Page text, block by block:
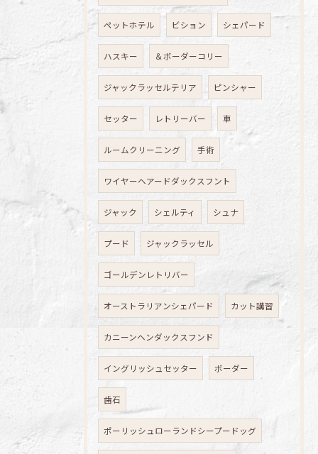
ペットホテル ビション シェパード
ハスキー ＆ボーダーコリー
ジャックラッセルテリア ピンシャー
セッター レトリーバー 車
ルームクリーニング 手術
ワイヤーヘアードダックスフント
ジャック シェルティ シュナ
プード ジャックラッセル
ゴールデンレトリバー
オーストラリアンシェパード カット講習
カニーンヘンダックスフンド
イングリッシュセッター ボーダー
歯石
ポーリッシュローランドシープードッグ